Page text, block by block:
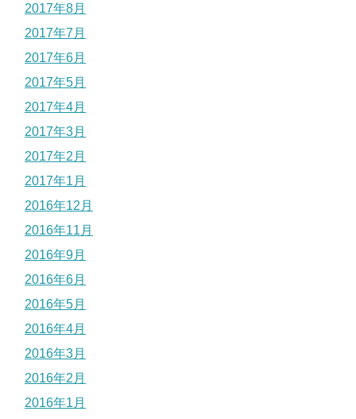
2017年8月
2017年7月
2017年6月
2017年5月
2017年4月
2017年3月
2017年2月
2017年1月
2016年12月
2016年11月
2016年9月
2016年6月
2016年5月
2016年4月
2016年3月
2016年2月
2016年1月